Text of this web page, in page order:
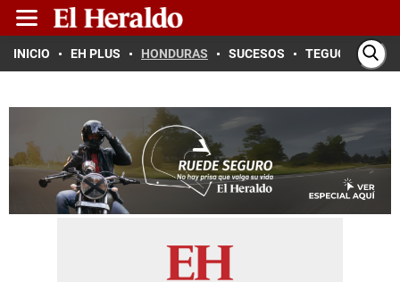
INICIO EH PLUS HONDURAS SUCESOS TEGUCIGALPA